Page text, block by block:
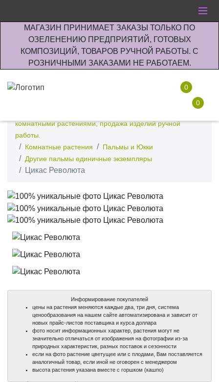
МАГАЗИН ПРИНИМАЕТ ЗАКАЗЫ ТОЛЬКО ПО
ОЗЕЛЕНЕНИЮ ПРЕДПРИЯТИЙ, ГОТОВЫХ
КОМПОЗИЦИЙ, ТОВАРОВ РУЧНОЙ РАБОТЫ. С
РОЗНИЧНЫМИ ЗАКАЗАМИ НЕ РАБОТАЕМ.
0
0
комнатными растениями, продажа изделий ручной
работы.
Комнатные растения
Пальмы и Юкки
Другие пальмы единичные экземпляры
Цикас Революта
100%
100%
100%
Информирование покупателей
цены на растения меняются каждые два, три дня, система
ценообразования на нашем сайте автоматизирована и зависит от
новых прайс-листов поставщика и курса доллара
фото носит информационных характер, растения могут не
значительно отличаться от изображения на фотографии из-за
природных характеристик, разных поставок и сезонности
если на фото растение цветущее или с плодами, Вам поставляется
аналогичный товар, если иной не оговорен с менеджером
высота растения указана вместе с горшком (кашпо)